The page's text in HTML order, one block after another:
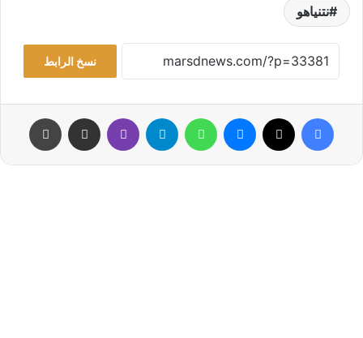
نتنياهو
نسخ الرابط
فيسبوك ماسنجر واتساب تيلقرام ڤايبر مشاركة عبر البريد